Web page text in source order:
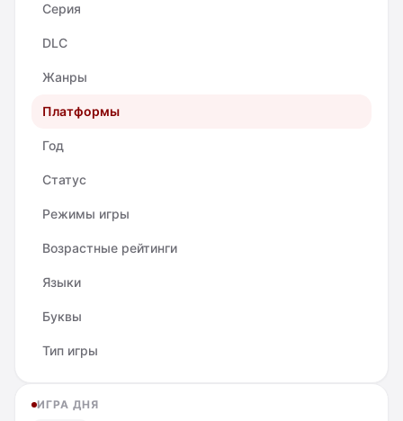
Серия
DLC
Жанры
Платформы
Год
Статус
Режимы игры
Возрастные рейтинги
Языки
Буквы
Тип игры
ИГРА ДНЯ